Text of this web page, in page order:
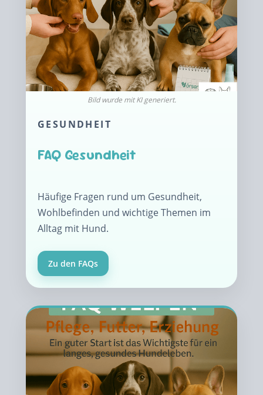
GESUNDHEIT
FAQ Gesundheit
Häufige Fragen rund um Gesundheit,
Wohlbefinden und wichtige Themen im
Alltag mit Hund.
Zu den FAQs